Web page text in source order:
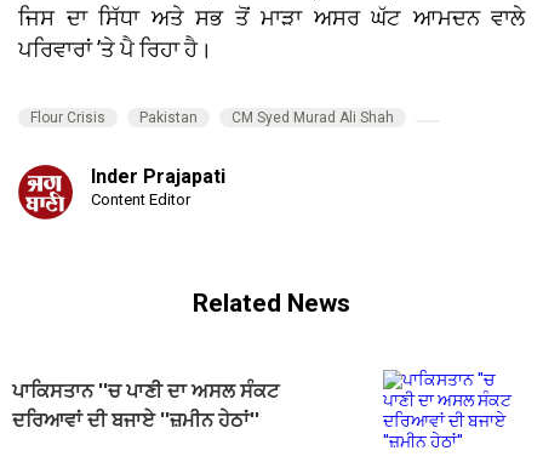
ਜਿਸ ਦਾ ਸਿੱਧਾ ਅਤੇ ਸਭ ਤੋਂ ਮਾੜਾ ਅਸਰ ਘੱਟ ਆਮਦਨ ਵਾਲੇ
ਪਰਿਵਾਰਾਂ ’ਤੇ ਪੈ ਰਿਹਾ ਹੈ।
Flour Crisis Pakistan CM Syed Murad Ali Shah
Inder Prajapati
Content Editor
Related News
ਪਾਕਿਸਤਾਨ ''ਚ ਪਾਣੀ ਦਾ ਅਸਲ ਸੰਕਟ
ਦਰਿਆਵਾਂ ਦੀ ਬਜਾਏ ''ਜ਼ਮੀਨ ਹੇਠਾਂ''